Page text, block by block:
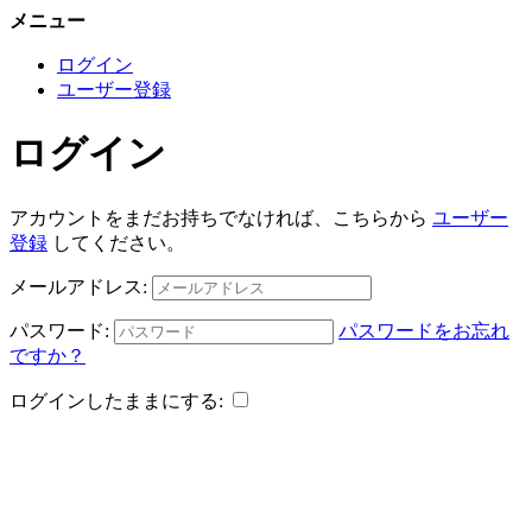
メニュー
ログイン
ユーザー登録
ログイン
アカウントをまだお持ちでなければ、こちらから ユーザー
登録 してください。
メールアドレス:
パスワード:
パスワードをお忘れ
ですか？
ログインしたままにする: